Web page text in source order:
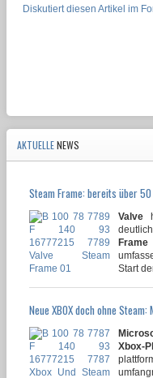
Diskutiert diesen Artikel im
AKTUELLENEWS
Steam Frame: bereits über
Valve
Frame
Start
Neue XBOX doch ohne
Xbox-